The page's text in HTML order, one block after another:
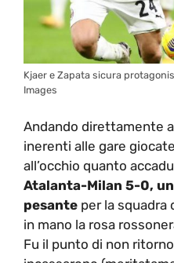
Kjaer e Zapata sicura
Images
Andando direttamente
inerenti alle gare
all’occhio quanto
Atalanta-Milan 5-0,
pesante per la squadra
in mano la rosa
Fu il punto di non